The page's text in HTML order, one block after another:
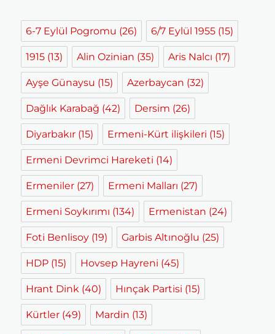
6-7 Eylül Pogromu (26) 6/7 Eylül 1955 (15)
1915 (13) Alin Ozinian (35) Aris Nalcı (17)
Ayşe Günaysu (15) Azerbaycan (32)
Dağlık Karabağ (42) Dersim (26)
Diyarbakır (15) Ermeni-Kürt ilişkileri (15)
Ermeni Devrimci Hareketi (14)
Ermeniler (27) Ermeni Malları (27)
Ermeni Soykırımı (134) Ermenistan (24)
Foti Benlisoy (19) Garbis Altınoğlu (25)
HDP (15) Hovsep Hayreni (45)
Hrant Dink (40) Hınçak Partisi (15)
Kürtler (49) Mardin (13)